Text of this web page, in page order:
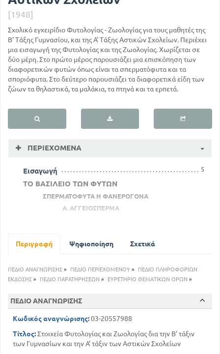
[1948]
Σχολικό εγχειρίδιο Φυτολογίας - Ζωολογίας για τους μαθητές της
Β' Τάξης Γυμνασίου, και της Α' Τάξης Αστικών Σχολείων. Περιέχει
μια εισαγωγή της Φυτολογίας και της Ζωολογίας. Χωρίζεται σε
δύο μέρη. Στο πρώτο μέρος παρουσιάζει μια επισκόπηση των
διαφορετικών φυτών όπως είναι τα σπερματόφυτα και τα
σποριόφυτα. Στο δεύτερο παρουσιάζει τα διαφορετικά είδη των
ζώων τα θηλαστικά, τα μαλάκια, τα πτηνά και τα ερπετά.
ΠΕΡΙΕΧΌΜΕΝΑ
Εισαγωγή 5
ΤΟ ΒΑΣΙΛΕΙΟ ΤΩΝ ΦΥΤΩΝ
ΣΠΕΡΜΑΤΟΦΥΤΑ Η ΦΑΝΕΡΟΓΟΝΑ
Α. ΑΓΓΕΙΟΣΠΕΡΜΑ
ΣΥΜΠΕΤΑΛΑ
ΣΠΟΡΙΟΦΥΤΑ Η ΚΡΥΨΙΓΟΝΑ
ΣΠΟΝΔΥΛΩΤΑ
97
ΠΤΗΝΑ
ΕΡΠΕΤΑ
149
ΑΣΠΟΝΔΥΛΑ
Περιγραφή Ψηφιοποίηση Σχετικά
ΠΕΔΙΟ ΑΝΑΓΝΩΡΙΣΗΣ » ΠΕΔΙΟ ΠΕΡΙΕΧΟΜΕΝΟΥ »
ΠΕΔΙΟ ΠΛΗΡΟΦΟΡΙΩΝ
ΕΚΔΟΣΗΣ » ΠΕΔΙΟ ΠΑΡΑΤΗΡΗΣΕΩΝ » ΕΥΡΕΤΗΡΙΟ ΘΕΜΑΤΙΚΩΝ ΟΡΩΝ »
ΠΕΔΙΟ ΑΝΑΓΝΩΡΙΣΗΣ
Κωδικός αναγνώρισης:03-20557988
Τίτλος:Στοιχεία Φυτολογίας και Ζωολογίας δια την Β' τάξιν
των Γυμνασίων και την Α' τάξιν των Αστικών Σχολείων